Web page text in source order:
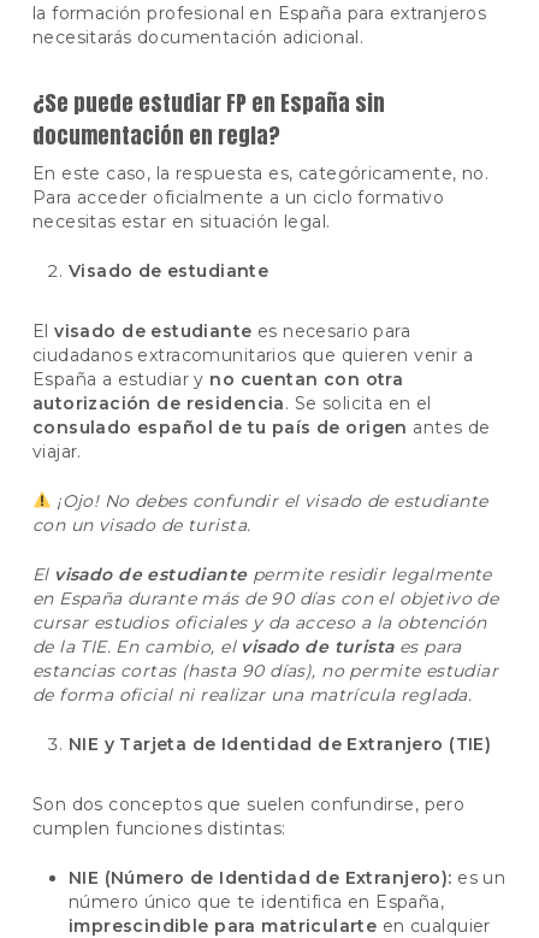
la formación profesional en España para extranjeros
necesitarás documentación adicional.
¿Se puede estudiar FP en España sin
documentación en regla?
En este caso, la respuesta es, categóricamente, no.
Para acceder oficialmente a un ciclo formativo
necesitas estar en situación legal.
Visado de estudiante
Elvisado de estudiante es necesario para
ciudadanos extracomunitarios que quieren venir a
España a estudiar y no cuentan con otra
autorización de residencia. Se solicita en el
consulado español de tu país de origen antes de
viajar.
¡Ojo! No debes confundir el visado de estudiante
con un visado de turista.
El visado de estudiantepermite residir legalmente
en España durante más de 90 días con el objetivo de
cursar estudios oficiales y da acceso a la obtención
de la TIE. En cambio, el visado de turistaes para
estancias cortas (hasta 90 días), no permite estudiar
de forma oficial ni realizar una matrícula reglada.
NIE y Tarjeta de Identidad de Extranjero (TIE)
Son dos conceptos que suelen confundirse, pero
cumplen funciones distintas:
NIE (Número de Identidad de Extranjero): es un
número único que te identifica en España,
imprescindible para matricularte en cualquier